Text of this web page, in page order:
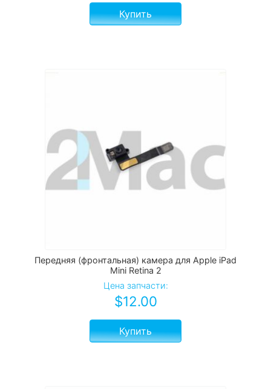
Купить
Передняя (фронтальная) камера для Apple iPad
Mini Retina 2
Цена запчасти:
$12.00
Купить